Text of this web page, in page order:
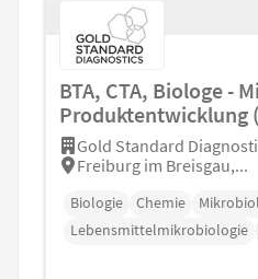
BTA, CTA, Biologe -
Produktentwicklung
Gold Standard
Freiburg im Breisgau,...
Biologie Chemie
Lebensmittelmikrobiologie